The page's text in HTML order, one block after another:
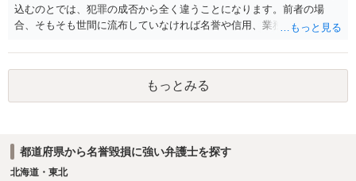
込むのとでは、犯罪の成否から全く違うことになります。前者の場
合、そもそも世間に流布していなければ名誉や信用、業務にかかる犯
もっとみる
都道府県から名誉毀損に強い弁護士を探す
北海道・東北